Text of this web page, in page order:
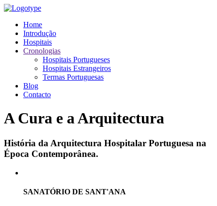
Home
Introdução
Hospitais
Cronologias
Hospitais Portugueses
Hospitais Estrangeiros
Termas Portuguesas
Blog
Contacto
A Cura e a Arquitectura
História da Arquitectura Hospitalar Portuguesa na
Época Contemporânea.
SANATÓRIO DE SANT'ANA